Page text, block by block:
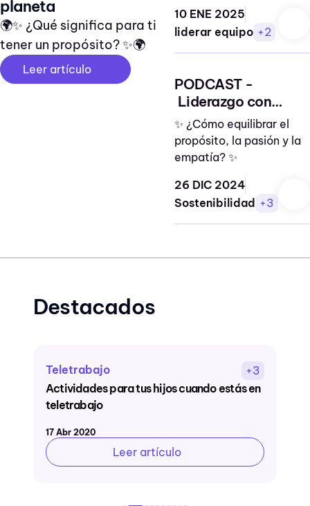
planeta
🌍✨ ¿Qué significa para ti
tener un propósito? ✨🌍
Leer artículo
10 ENE 2025
liderar equipo +2
PODCAST -
Liderazgo con
propósito
✨ ¿Cómo equilibrar el
propósito, la pasión y la
empatía? ✨
26 DIC 2024
Sostenibilidad +3
Destacados
actividades para niños en casa
+2
Apps recomendadas para que los niños
aprendan mientras se divierten
08 May 2020
Leer artículo